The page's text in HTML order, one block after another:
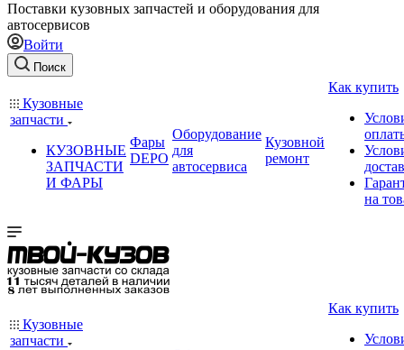
Поставки кузовных запчастей и оборудования для
автосервисов
Войти
Поиск
Кузовные
запчасти
КУЗОВНЫЕ
ЗАПЧАСТИ
И ФАРЫ
Фары
DEPO
Оборудование
для
автосервиса
Кузовной
ремонт
Как купить
на
Кузовные
запчасти
Как купить